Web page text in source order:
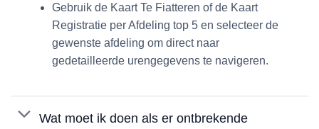
Gebruik de Kaart Te Fiatteren of de Kaart
Registratie per Afdeling top 5 en selecteer de
gewenste afdeling om direct naar
gedetailleerde urengegevens te navigeren.
Wat moet ik doen als er ontbrekende